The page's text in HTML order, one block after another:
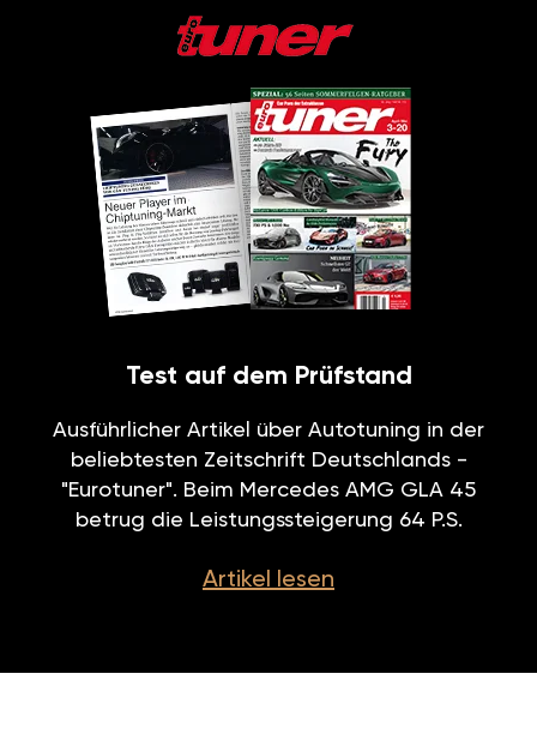
Test auf dem Prüfstand
Ausführlicher Artikel über Autotuning in der
beliebtesten Zeitschrift Deutschlands -
"Eurotuner". Beim Mercedes AMG GLA 45
betrug die Leistungssteigerung 64 P.S.
Artikel lesen